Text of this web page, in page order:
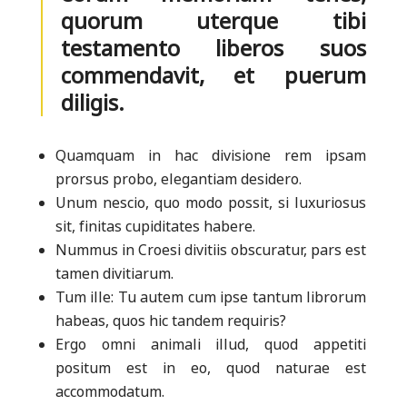
quorum uterque tibi
testamento liberos suos
commendavit, et puerum
diligis.
Quamquam in hac divisione rem ipsam
prorsus probo, elegantiam desidero.
Unum nescio, quo modo possit, si luxuriosus
sit, finitas cupiditates habere.
Nummus in Croesi divitiis obscuratur, pars est
tamen divitiarum.
Tum ille: Tu autem cum ipse tantum librorum
habeas, quos hic tandem requiris?
Ergo omni animali illud, quod appetiti
positum est in eo, quod naturae est
accommodatum.